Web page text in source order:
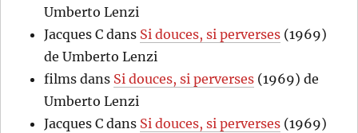
Umberto Lenzi
Jacques C dans Si douces, si perverses (1969)
de Umberto Lenzi
films dans Si douces, si perverses (1969) de
Umberto Lenzi
Jacques C dans Si douces, si perverses (1969)